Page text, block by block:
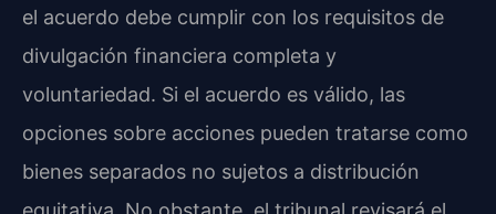
el acuerdo debe cumplir con los requisitos de
divulgación financiera completa y
voluntariedad. Si el acuerdo es válido, las
opciones sobre acciones pueden tratarse como
bienes separados no sujetos a distribución